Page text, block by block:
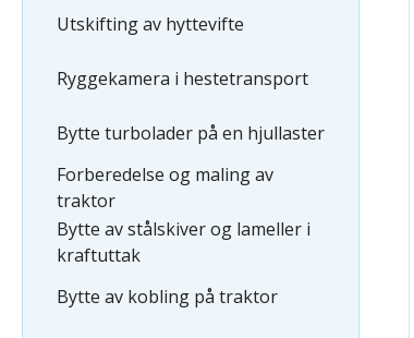
Utskifting av hyttevifte
Ryggekamera i hestetransport
Bytte turbolader på en hjullaster
Forberedelse og maling av
traktor
Bytte av stålskiver og lameller i
kraftuttak
Bytte av kobling på traktor